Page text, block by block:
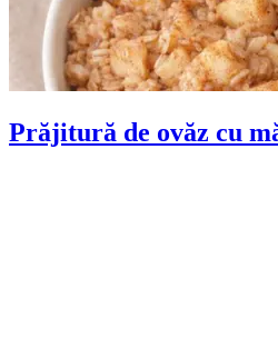
Prăjitură de ovăz cu